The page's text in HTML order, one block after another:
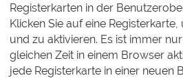
Registerkarten in der
Klicken Sie auf eine
und zu aktivieren. Es ist immer
gleichen Zeit in einem Browser
jede Registerkarte in einer neuen